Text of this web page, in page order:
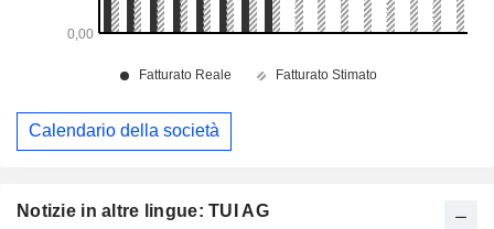
Notizie in altre lingue: TUI AG
Calendario della società